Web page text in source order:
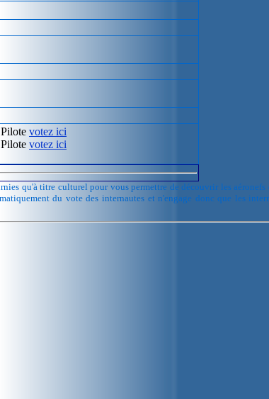
votez ici
votez ici
qu'à titre culturel pour vous permettre de découvrir les aéronefs
du vote des internautes et n'engage donc que les